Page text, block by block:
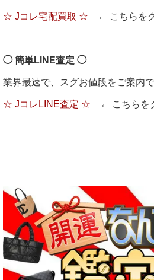
☆ Jコレ宅配買取 ☆ ← こちらを
◯ 簡単LINE査定 ◯
業界最速で、スグお値段をご案内で
☆ JコレLINE査定 ☆ ← こちらを